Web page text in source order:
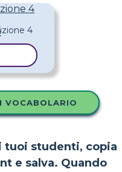
4
VOCABOLARIO
tuoi studenti, copia
e salva. Quando